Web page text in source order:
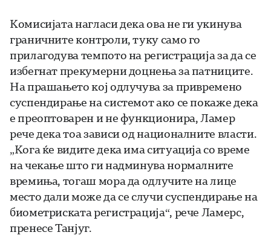
Комисијата нагласи дека ова не ги укинува
граничните контроли, туку само го
прилагодува темпото на регистрација за да се
избегнат прекумерни доцнења за патниците.
На прашањето кој одлучува за привремено
суспендирање на системот ако се покаже дека
е преоптоварен и не функционира, Ламер
рече дека тоа зависи од националните власти.
„Кога ќе видите дека има ситуација со време
на чекање што ги надминува нормалните
времиња, тогаш мора да одлучите на лице
место дали може да се случи суспендирање на
биометриската регистрација“, рече Ламерс,
пренесе Танјуг.